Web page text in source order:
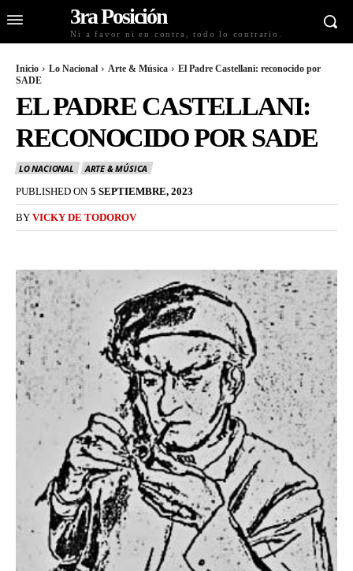
3ra Posición
Ni a favor ni en contra, todo lo contrario.
Inicio Lo Nacional Arte & Música
El Padre Castellani: reconocido por
SADE
EL PADRE CASTELLANI:
RECONOCIDO POR SADE
LO NACIONAL
ARTE & MÚSICA
PUBLISHED ON 5 SEPTIEMBRE, 2023
BY VICKY DE TODOROV